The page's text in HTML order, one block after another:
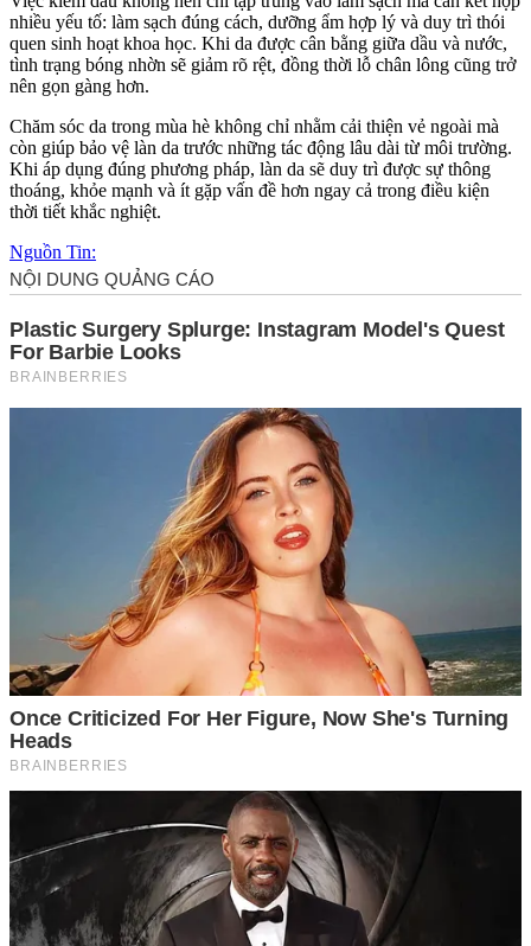
nhiều yếu tố: làm sạch đúng cách, dưỡng ẩm hợp lý và duy trì thói
quen sinh hoạt khoa học. Khi da được cân bằng giữa dầu và nước,
tình trạng bóng nhờn sẽ giảm rõ rệt, đồng thời lỗ chân lông cũng trở
nên gọn gàng hơn.
Chăm sóc da trong mùa hè không chỉ nhằm cải thiện vẻ ngoài mà
còn giúp bảo vệ làn da trước những tác động lâu dài từ môi trường.
Khi áp dụng đúng phương pháp, làn da sẽ duy trì được sự thông
thoáng, khỏe mạnh và ít gặp vấn đề hơn ngay cả trong điều kiện
thời tiết khắc nghiệt.
Nguồn Tin: